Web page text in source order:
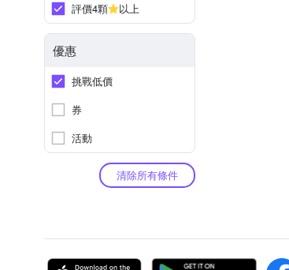
評價4顆
以上
優惠
挑戰低價
券
活動
清除所有條件